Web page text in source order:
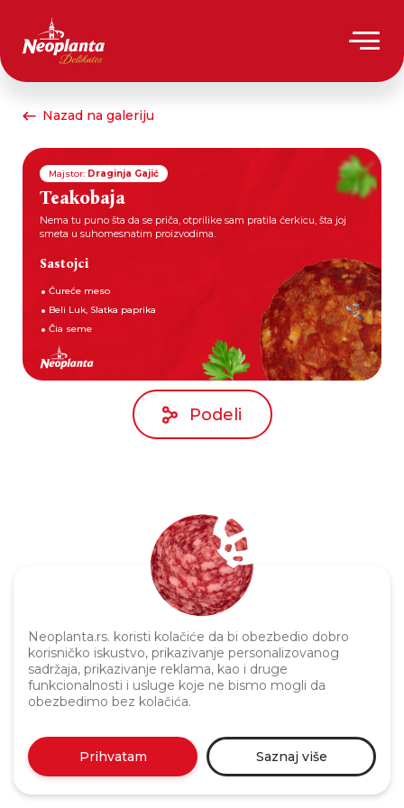
Neoplanta.rs. koristi kolačiće da bi obezbedio dobro
korisničko iskustvo, prikazivanje personalizovanog
sadržaja, prikazivanje reklama, kao i druge
funkcionalnosti i usluge koje ne bismo mogli da
obezbedimo bez kolačića.
Prihvatam Saznaj više
Nazad na galeriju
Majstor: Draginja Gajić
Teakobaja
Nema tu puno šta da se priča, otprilike sam pratila ćerkicu, šta joj
smeta u suhomesnatim proizvodima.
Sastojci
Ćureće meso
Beli Luk, Slatka paprika
Čia seme
Podeli